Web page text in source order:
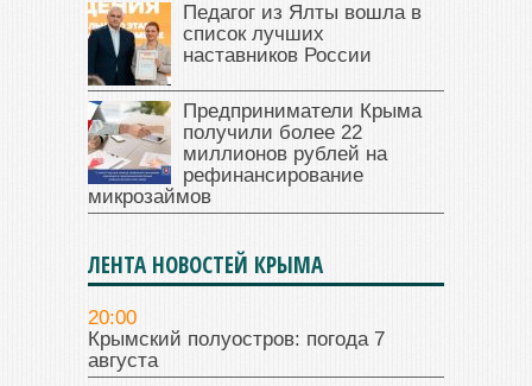
Педагог из Ялты вошла в
список лучших
наставников России
Предприниматели Крыма
получили более 22
миллионов рублей на
рефинансирование
микрозаймов
ЛЕНТА НОВОСТЕЙ КРЫМА
20:00
Крымский полуостров: погода 7
августа